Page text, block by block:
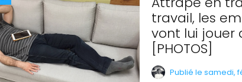
travail, les
vont lui jouer
[PHOTOS]
Publié le samedi,